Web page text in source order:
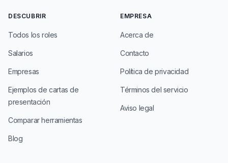
DESCUBRIR
Todos los roles
Salarios
Empresas
Ejemplos de cartas de
presentación
Comparar herramientas
Blog
EMPRESA
Acerca de
Contacto
Política de privacidad
Términos del servicio
Aviso legal